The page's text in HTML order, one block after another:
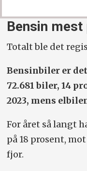
Bensin
Totalt ble det
Bensinbiler er
72.681 biler, 14
2023, mens
For året så langt
på 18 prosent,
fjor.